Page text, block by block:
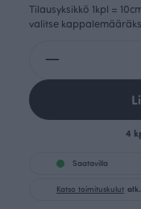
Tilausyksikkö 1kpl =
valitse
4
Saatavilla
Katso toimituskulut